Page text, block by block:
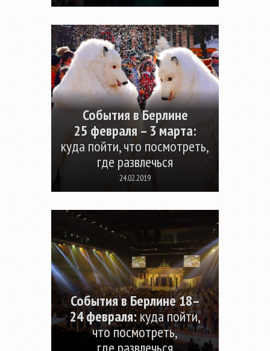
События в Берлине
25 февраля – 3 марта:
куда пойти, что посмотреть,
где развлечься
24.02.2019
События в Берлине 18–
24 февраля:куда пойти,
что посмотреть,